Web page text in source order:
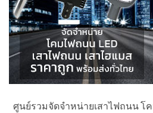
ศูนย์รวมจัดจำหน่ายเสาไฟถนน โ